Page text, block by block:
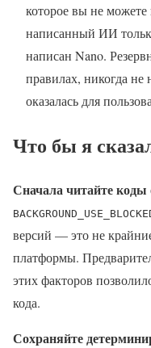
которое вы не
написанный ИИ
написан Nano.
правилах, никогда не
оказалась для
Что бы я
Сначала читайте
версий — это не
платформы.
этих факторов
кода.
Сохраняйте